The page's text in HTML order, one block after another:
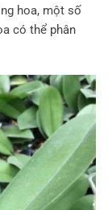
hoa, một số
có thể phân